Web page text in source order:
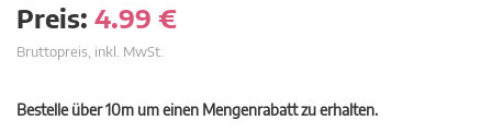
Preis: 4.99 €
Bruttopreis, inkl. MwSt.
Bestelle über 10m um einen Mengenrabatt zu erhalten.